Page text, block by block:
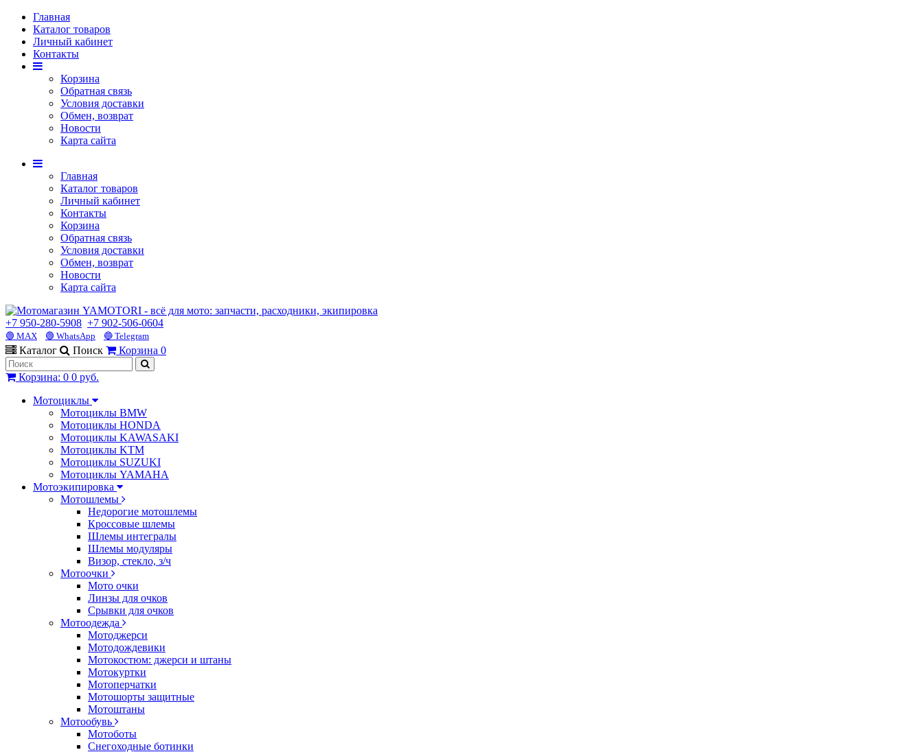
Главная
Каталог товаров
Личный кабинет
Контакты
Корзина
Обратная связь
Условия доставки
Обмен, возврат
Новости
Карта сайта
Главная
Каталог товаров
Личный кабинет
Контакты
Корзина
Обратная связь
Условия доставки
Обмен, возврат
Новости
Карта сайта
+7 950-280-5908 +7 902-506-0604
🟢 MAX 🟢 WhatsApp 🔵 Telegram
Каталог Поиск Корзина 0
Корзина: 0 0 руб.
Мотоциклы
Мотоциклы BMW
Мотоциклы HONDA
Мотоциклы KAWASAKI
Мотоциклы KTM
Мотоциклы SUZUKI
Мотоциклы YAMAHA
Мотоэкипировка
Мотошлемы
Недорогие мотошлемы
Кроссовые шлемы
Шлемы интегралы
Шлемы модуляры
Визор, стекло, з/ч
Мотоочки
Мото очки
Линзы для очков
Срывки для очков
Мотоодежда
Мотоджерси
Мотодождевики
Мотокостюм: джерси и штаны
Мотокуртки
Мотоперчатки
Мотошорты защитные
Мотоштаны
Мотообувь
Мотоботы
Снегоходные ботинки